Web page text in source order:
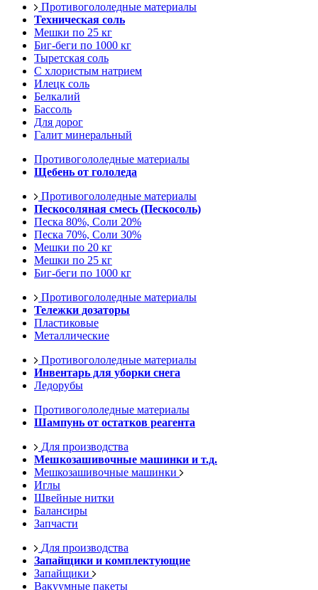
Противогололедные материалы
Техническая соль
Мешки по 25 кг
Биг-беги по 1000 кг
Тыретская соль
С хлористым натрием
Илецк соль
Белкалий
Бассоль
Для дорог
Галит минеральный
Противогололедные материалы
Щебень от гололеда
Противогололедные материалы
Пескосоляная смесь (Пескосоль)
Песка 80%, Соли 20%
Песка 70%, Соли 30%
Мешки по 20 кг
Мешки по 25 кг
Биг-беги по 1000 кг
Противогололедные материалы
Тележки дозаторы
Пластиковые
Металлические
Противогололедные материалы
Инвентарь для уборки снега
Ледорубы
Противогололедные материалы
Шампунь от остатков реагента
Для производства
Мешкозашивочные машинки и т.д.
Мешкозашивочные машинки
Иглы
Швейные нитки
Балансиры
Запчасти
Для производства
Запайщики и комплектующие
Запайщики
Вакуумные пакеты